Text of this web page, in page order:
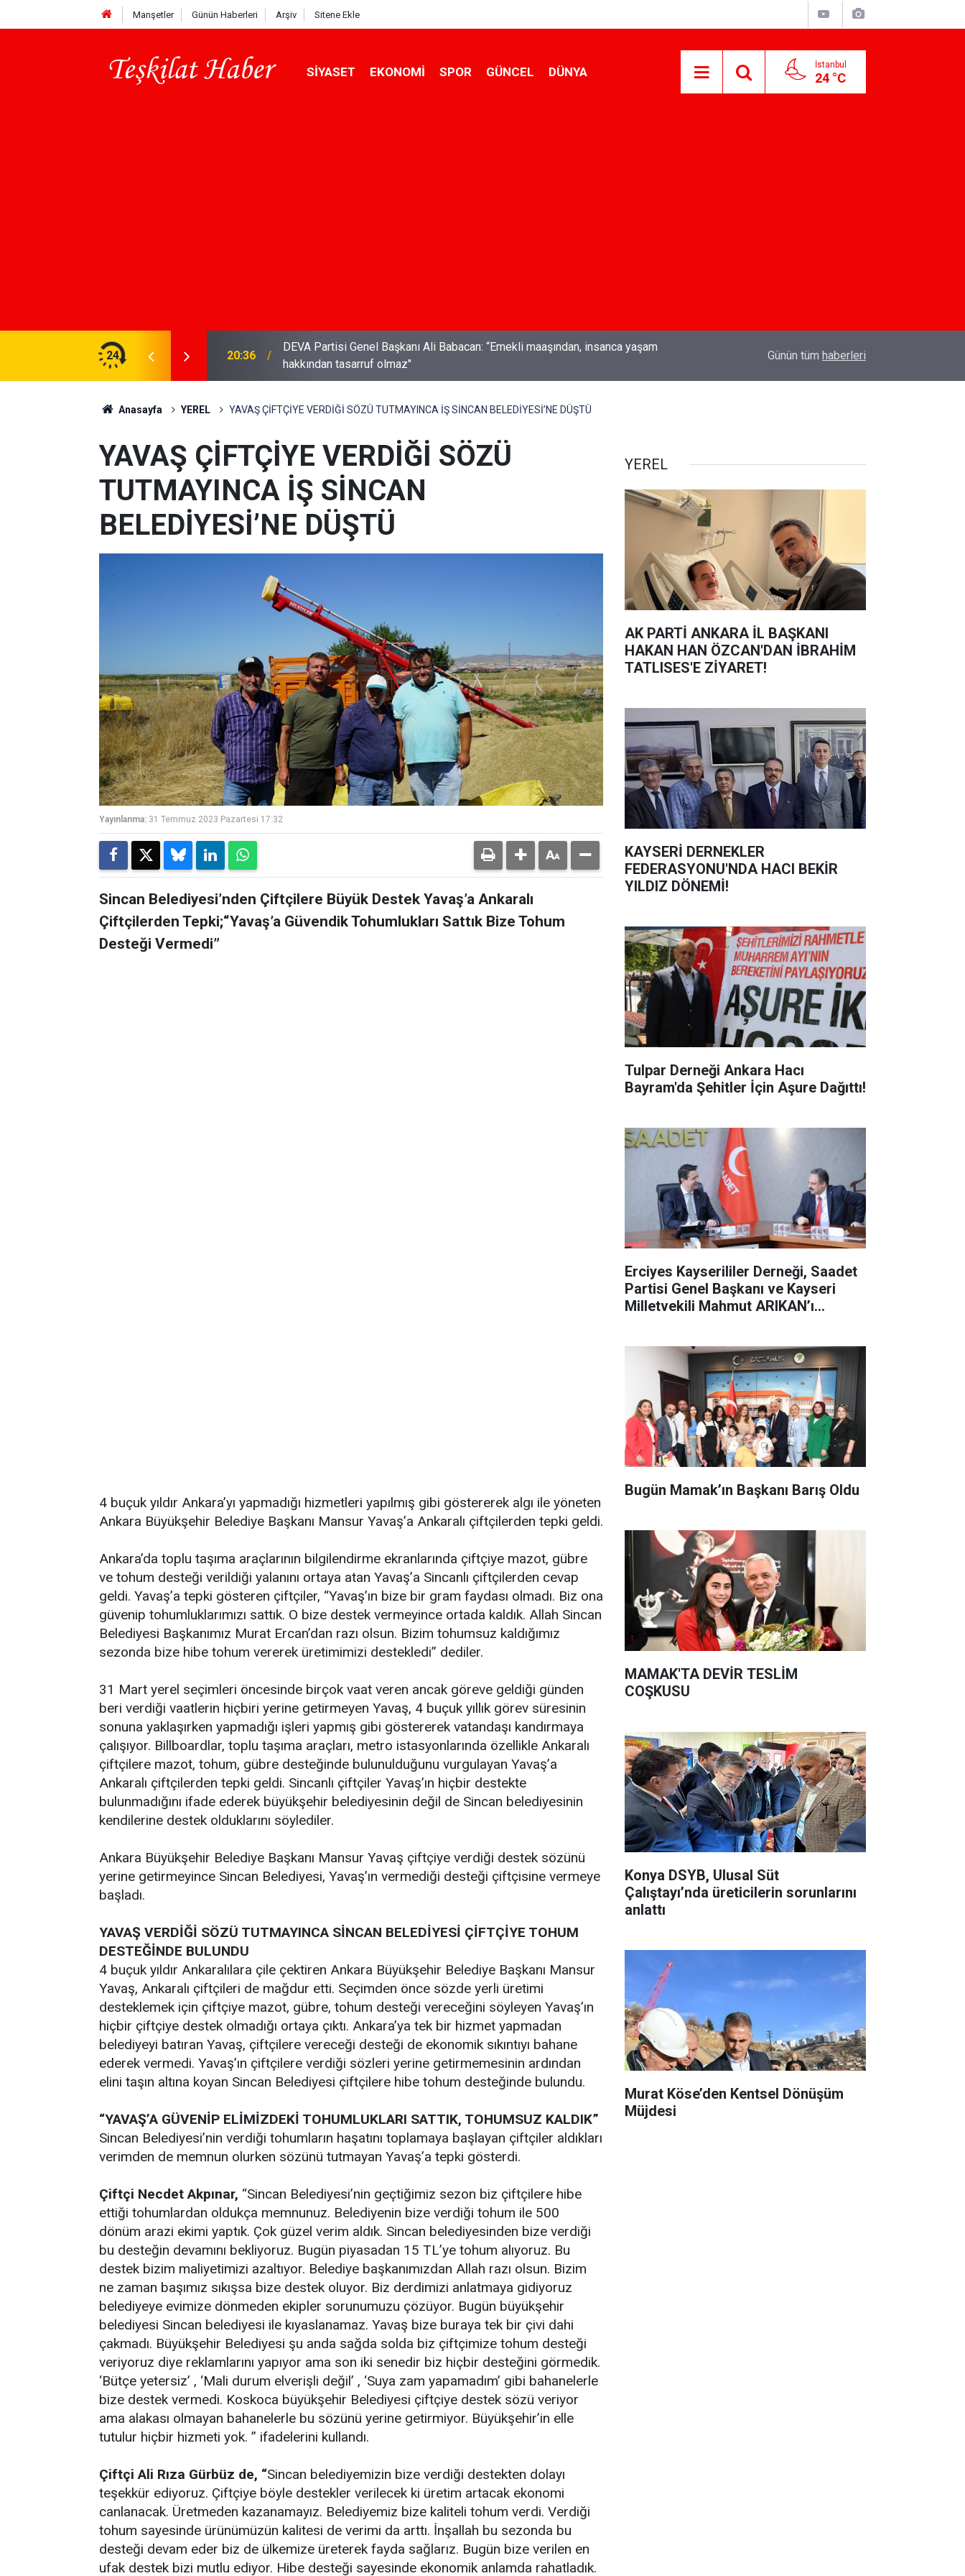
Manşetler Günün Haberleri Arşiv Sitene Ekle
SİYASET EKONOMİ SPOR GÜNCEL DÜNYA İstanbul
24 °C
24
BOLAT'I ZİYARET ETTİ... 20:36
DEVA Partisi Genel Başkanı Ali Babacan: “Emekli maaşından, insanca yaşam
hakkından tasarruf olmaz"
TÜRK SİLAHLI KUVVETLERİNE SURİYE'DE
Günün tüm haberleri
Anasayfa YEREL YAVAŞ ÇİFTÇİYE VERDİĞİ SÖZÜ TUTMAYINCA İŞ SİNCAN BELEDİYESİ’NE DÜŞTÜ
YAVAŞ ÇİFTÇİYE VERDİĞİ SÖZÜ
TUTMAYINCA İŞ SİNCAN
BELEDİYESİ’NE DÜŞTÜ
Yayınlanma: 31 Temmuz 2023 Pazartesi 17:32
Sincan Belediyesi’nden Çiftçilere Büyük Destek Yavaş’a Ankaralı
Çiftçilerden Tepki;“Yavaş’a Güvendik Tohumlukları Sattık Bize Tohum
Desteği Vermedi”
4 buçuk yıldır Ankara’yı yapmadığı hizmetleri yapılmış gibi göstererek algı ile yöneten
Ankara Büyükşehir Belediye Başkanı Mansur Yavaş’a Ankaralı çiftçilerden tepki geldi.
Ankara’da toplu taşıma araçlarının bilgilendirme ekranlarında çiftçiye mazot, gübre
ve tohum desteği verildiği yalanını ortaya atan Yavaş’a Sincanlı çiftçilerden cevap
geldi. Yavaş’a tepki gösteren çiftçiler, “Yavaş’ın bize bir gram faydası olmadı. Biz ona
güvenip tohumluklarımızı sattık. O bize destek vermeyince ortada kaldık. Allah Sincan
Belediyesi Başkanımız Murat Ercan’dan razı olsun. Bizim tohumsuz kaldığımız
sezonda bize hibe tohum vererek üretimimizi destekledi” dediler.
31 Mart yerel seçimleri öncesinde birçok vaat veren ancak göreve geldiği günden
beri verdiği vaatlerin hiçbiri yerine getirmeyen Yavaş, 4 buçuk yıllık görev süresinin
sonuna yaklaşırken yapmadığı işleri yapmış gibi göstererek vatandaşı kandırmaya
çalışıyor. Billboardlar, toplu taşıma araçları, metro istasyonlarında özellikle Ankaralı
çiftçilere mazot, tohum, gübre desteğinde bulunulduğunu vurgulayan Yavaş’a
Ankaralı çiftçilerden tepki geldi. Sincanlı çiftçiler Yavaş’ın hiçbir destekte
bulunmadığını ifade ederek büyükşehir belediyesinin değil de Sincan belediyesinin
kendilerine destek olduklarını söylediler.
Ankara Büyükşehir Belediye Başkanı Mansur Yavaş çiftçiye verdiği destek sözünü
yerine getirmeyince Sincan Belediyesi, Yavaş’ın vermediği desteği çiftçisine vermeye
başladı.
YAVAŞ VERDİĞİ SÖZÜ TUTMAYINCA SİNCAN BELEDİYESİ ÇİFTÇİYE TOHUM
DESTEĞİNDE BULUNDU
4 buçuk yıldır Ankaralılara çile çektiren Ankara Büyükşehir Belediye Başkanı Mansur
Yavaş, Ankaralı çiftçileri de mağdur etti. Seçimden önce sözde yerli üretimi
desteklemek için çiftçiye mazot, gübre, tohum desteği vereceğini söyleyen Yavaş’ın
hiçbir çiftçiye destek olmadığı ortaya çıktı. Ankara’ya tek bir hizmet yapmadan
belediyeyi batıran Yavaş, çiftçilere vereceği desteği de ekonomik sıkıntıyı bahane
ederek vermedi. Yavaş’ın çiftçilere verdiği sözleri yerine getirmemesinin ardından
elini taşın altına koyan Sincan Belediyesi çiftçilere hibe tohum desteğinde bulundu.
“YAVAŞ’A GÜVENİP ELİMİZDEKİ TOHUMLUKLARI SATTIK, TOHUMSUZ KALDIK”
Sincan Belediyesi’nin verdiği tohumların haşatını toplamaya başlayan çiftçiler aldıkları
verimden de memnun olurken sözünü tutmayan Yavaş’a tepki gösterdi.
Çiftçi Necdet Akpınar, “Sincan Belediyesi’nin geçtiğimiz sezon biz çiftçilere hibe
ettiği tohumlardan oldukça memnunuz. Belediyenin bize verdiği tohum ile 500
dönüm arazi ekimi yaptık. Çok güzel verim aldık. Sincan belediyesinden bize verdiği
bu desteğin devamını bekliyoruz. Bugün piyasadan 15 TL’ye tohum alıyoruz. Bu
destek bizim maliyetimizi azaltıyor. Belediye başkanımızdan Allah razı olsun. Bizim
ne zaman başımız sıkışsa bize destek oluyor. Biz derdimizi anlatmaya gidiyoruz
belediyeye evimize dönmeden ekipler sorunumuzu çözüyor. Bugün büyükşehir
belediyesi Sincan belediyesi ile kıyaslanamaz. Yavaş bize buraya tek bir çivi dahi
çakmadı. Büyükşehir Belediyesi şu anda sağda solda biz çiftçimize tohum desteği
veriyoruz diye reklamlarını yapıyor ama son iki senedir biz hiçbir desteğini görmedik.
‘Bütçe yetersiz’ , ‘Mali durum elverişli değil’ , ‘Suya zam yapamadım’ gibi bahanelerle
bize destek vermedi. Koskoca büyükşehir Belediyesi çiftçiye destek sözü veriyor
ama alakası olmayan bahanelerle bu sözünü yerine getirmiyor. Büyükşehir’in elle
tutulur hiçbir hizmeti yok. ” ifadelerini kullandı.
Çiftçi Ali Rıza Gürbüz de, “Sincan belediyemizin bize verdiği destekten dolayı
teşekkür ediyoruz. Çiftçiye böyle destekler verilecek ki üretim artacak ekonomi
canlanacak. Üretmeden kazanamayız. Belediyemiz bize kaliteli tohum verdi. Verdiği
tohum sayesinde ürünümüzün kalitesi de verimi da arttı. İnşallah bu sezonda bu
desteği devam eder biz de ülkemize üreterek fayda sağlarız. Bugün bize verilen en
ufak destek bizi mutlu ediyor. Hibe desteği sayesinde ekonomik anlamda rahatladık.
YEREL
AK PARTİ ANKARA İL BAŞKANI
HAKAN HAN ÖZCAN'DAN İBRAHİM
TATLISES'E ZİYARET!
KAYSERİ DERNEKLER
FEDERASYONU'NDA HACI BEKİR
YILDIZ DÖNEMİ!
Tulpar Derneği Ankara Hacı
Bayram'da Şehitler İçin Aşure Dağıttı!
Erciyes Kayserililer Derneği, Saadet
Partisi Genel Başkanı ve Kayseri
Milletvekili Mahmut ARIKAN’ı
Bugün Mamak’ın Başkanı Barış Oldu
MAMAK'TA DEVİR TESLİM
COŞKUSU
Konya DSYB, Ulusal Süt
Çalıştayı’nda üreticilerin sorunlarını
anlattı
Murat Köse’den Kentsel Dönüşüm
Müjdesi